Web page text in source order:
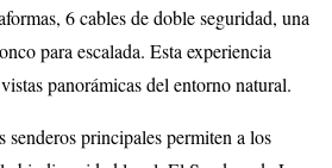
6 cables de doble seguridad, una
para escalada. Esta experiencia
panorámicas del entorno natural.
senderos principales permiten a los